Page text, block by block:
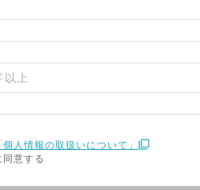
個人情報の取扱いについて」
同意する